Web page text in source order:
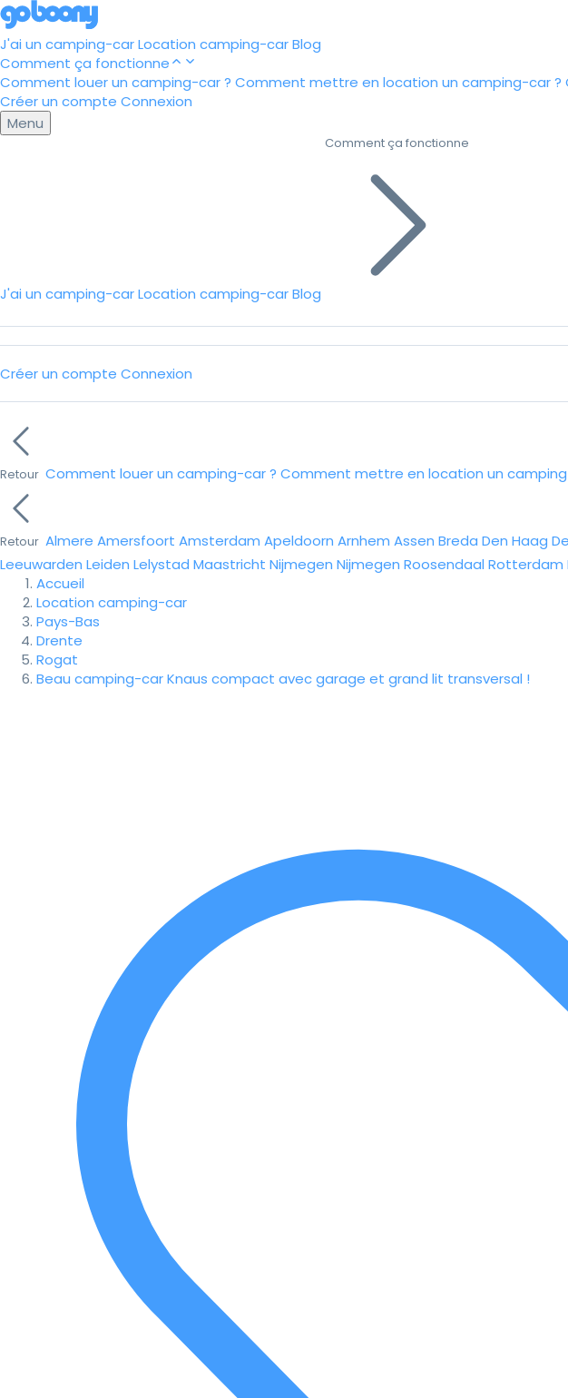
J'ai un camping-carLocation camping-carBlog
Comment ça fonctionne
Comment louer un camping-car ? Comment mettre en location un camping-car ?
Créer un compte Connexion
Menu
J'ai un camping-carLocation camping-carBlog
Comment ça fonctionne
Créer un compte Connexion
Retour Comment louer un camping-car ? Comment mettre en location un
Retour Almere Amersfoort Amsterdam Apeldoorn Arnhem Assen Breda Den Haag
Leeuwarden Leiden Lelystad Maastricht Nijmegen Nijmegen Roosendaal Rotterdam
Accueil
Location camping-car
Pays-Bas
Drente
Rogat
Beau camping-car Knaus compact avec garage et grand lit transversal !